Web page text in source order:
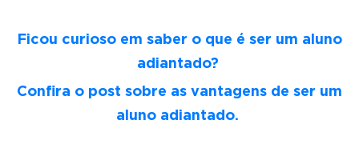
Ficou curioso em saber o que é ser um aluno
adiantado?
Confira o post sobre as vantagens de ser um
aluno adiantado.